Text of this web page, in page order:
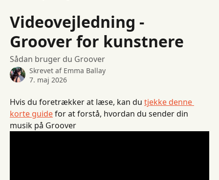
Videovejledning -
Groover for kunstnere
Sådan bruger du Groover
Skrevet af Emma Ballay
7. maj 2026
Hvis du foretrækker at læse, kan du tjekke denne
korte guide for at forstå, hvordan du sender din
musik på Groover